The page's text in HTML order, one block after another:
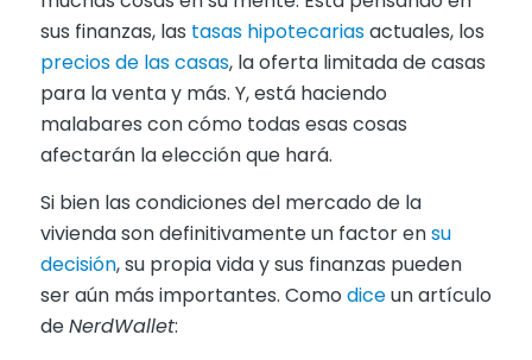
sus finanzas, las tasas hipotecariasactuales, los
precios de las casas, la oferta limitada de casas
para la venta y más. Y, está haciendo
malabares con cómo todas esas cosas
afectarán la elección que hará.
Si bien las condiciones del mercado de la
vivienda son definitivamente un factor ensu
decisión, su propia vida y sus finanzas pueden
ser aún más importantes. Como diceun artículo
deNerdWallet: